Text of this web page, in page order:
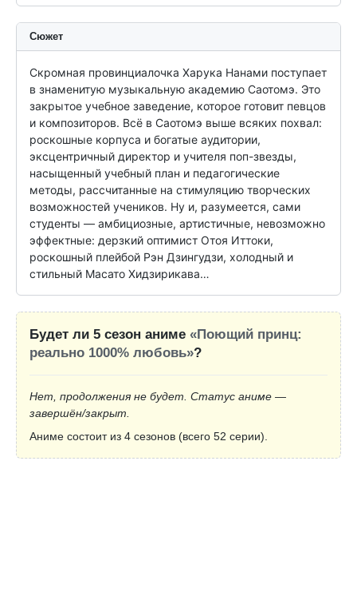
Сюжет
Скромная провинциалочка Харука Нанами поступает
в знаменитую музыкальную академию Саотомэ. Это
закрытое учебное заведение, которое готовит певцов
и композиторов. Всё в Саотомэ выше всяких похвал:
роскошные корпуса и богатые аудитории,
эксцентричный директор и учителя поп-звезды,
насыщенный учебный план и педагогические
методы, рассчитанные на стимуляцию творческих
возможностей учеников. Ну и, разумеется, сами
студенты — амбициозные, артистичные, невозможно
эффектные: дерзкий оптимист Отоя Иттоки,
роскошный плейбой Рэн Дзингудзи, холодный и
стильный Масато Хидзирикава…
Будет ли 5 сезон аниме «Поющий принц:
реально 1000% любовь»?
Нет, продолжения не будет. Статус аниме —
завершён/закрыт.
Аниме состоит из 4 сезонов (всего 52 серии).